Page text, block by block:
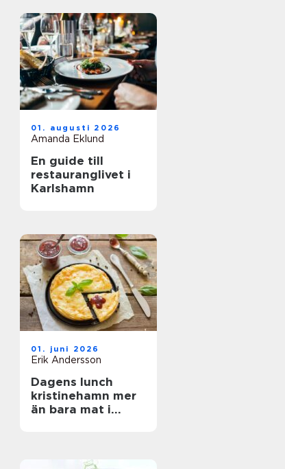
01. augusti 2026
Amanda Eklund
En guide till
restauranglivet i
Karlshamn
01. juni 2026
Erik Andersson
Dagens lunch
kristinehamn mer
än bara mat i